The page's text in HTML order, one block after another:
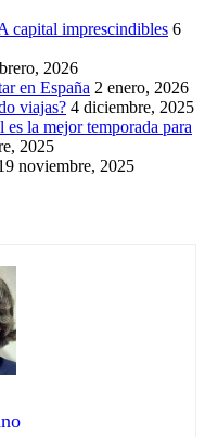
capital imprescindibles 6
2026
en España 2 enero, 2026
viajas? 4 diciembre, 2025
la mejor temporada para
2025
noviembre, 2025